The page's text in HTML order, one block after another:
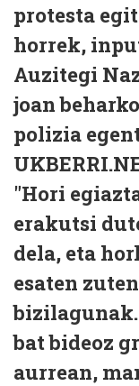
protesta
horrek,
Auzitegi
joan
polizia
"Hori
erakutsi
dela, eta
esaten
bat bideoz
aurrean,